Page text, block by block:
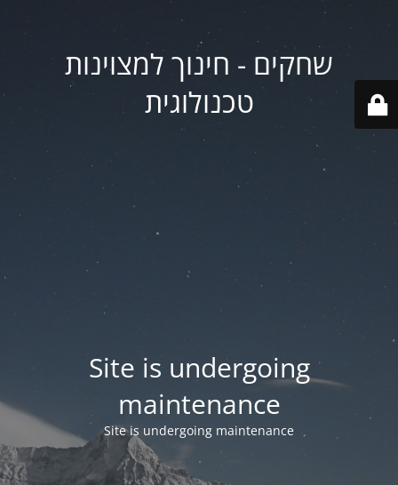
שחקים - חינוך למצוינות
טכנולוגית
Site is undergoing
maintenance
Site is undergoing maintenance